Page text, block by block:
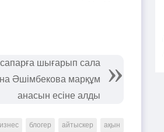
шығарып сала
Әшімбекова марқұм
анасын есіне алды
блогер айтыскер ақын